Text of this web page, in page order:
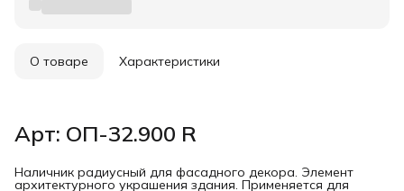
О товаре Характеристики
Арт: ОП-32.900 R
Наличник радиусный для фасадного декора. Элемент
архитектурного украшения здания. Применяется для